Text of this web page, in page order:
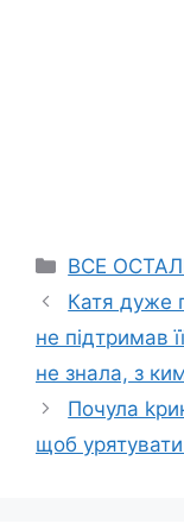
Categories
ВСЕ
Катя дуже
не підтримав
не знала, з
Почула
щоб